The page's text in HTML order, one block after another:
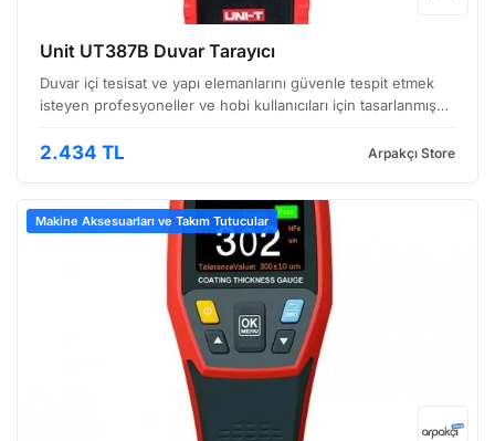
Unit UT387B Duvar Tarayıcı
Duvar içi tesisat ve yapı elemanlarını güvenle tespit etmek
isteyen profesyoneller ve hobi kullanıcıları için tasarlanmış
alanı ile öne çıkıyor. Özellikle in…
2.434 TL Arpakçı Store
Makine Aksesuarları ve Takım Tutucular